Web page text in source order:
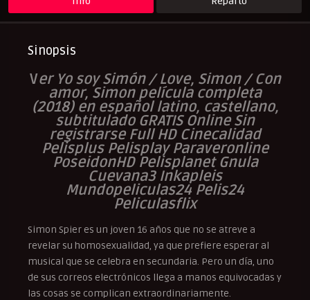
Sinopsis
Ver Yo soy Simón / Love, Simon / Con
amor, Simon película completa
(2018) en español latino, castellano,
subtitulado GRATIS Online Sin
registrarse Full HD Cinecalidad
Pelisplus Pelisplay Paraveronline
PoseidonHD Pelisplanet Gnula
Cuevana3 Inkapleis
Mundopeliculas24 Pelis24
Peliculasflix
Simon Spier es un joven 16 años que no se atreve a
revelar su homosexualidad, ya que prefiere esperar al
musical que se celebra en secundaria. Pero un día, uno
de sus correos electrónicos llega a manos equivocadas y
las cosas se complican extraordinariamente.